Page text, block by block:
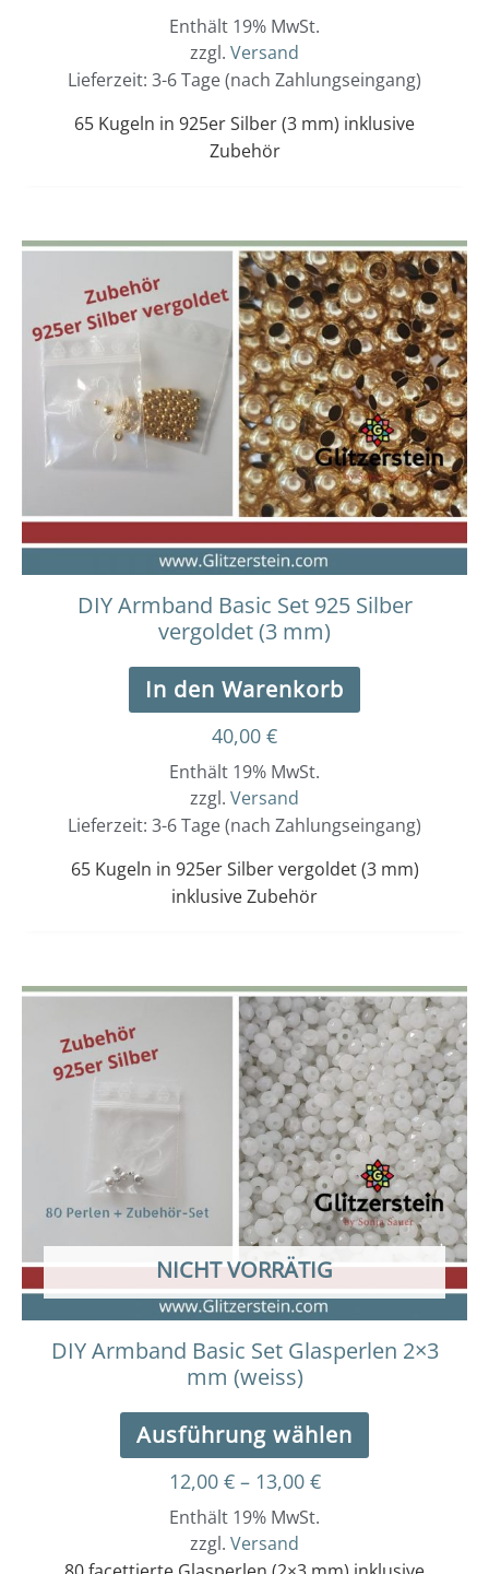
Enthält 19% MwSt.
zzgl. Versand
Lieferzeit: 3-6 Tage (nach Zahlungseingang)
65 Kugeln in 925er Silber (3 mm) inklusive
Zubehör
DIY Armband Basic Set 925 Silber
vergoldet (3 mm)
In den Warenkorb
40,00 €
Enthält 19% MwSt.
zzgl. Versand
Lieferzeit: 3-6 Tage (nach Zahlungseingang)
65 Kugeln in 925er Silber vergoldet (3 mm)
inklusive Zubehör
NICHT VORRÄTIG
DIY Armband Basic Set Glasperlen 2×3
mm (weiss)
Ausführung wählen
Dieses
Produkt
weist
mehrere
Varianten
auf.
Die
Optionen
können
auf
werden
12,00 € – 13,00 €
Preisspanne:
12,00 €
bis
13,00 €
Enthält 19% MwSt.
zzgl. Versand